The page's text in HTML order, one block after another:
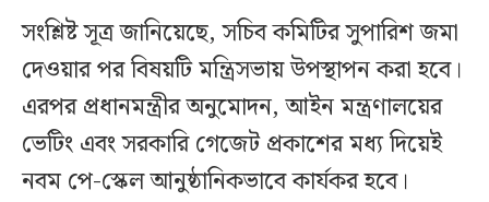
সংশ্লিষ্ট সূত্র জানিয়েছে, সচিব কমিটির সুপারিশ জমা
দেওয়ার পর বিষয়টি মন্ত্রিসভায় উপস্থাপন করা হবে।
এরপর প্রধানমন্ত্রীর অনুমোদন, আইন মন্ত্রণালয়ের
ভেটিং এবং সরকারি গেজেট প্রকাশের মধ্য দিয়েই
নবম পে-স্কেল আনুষ্ঠানিকভাবে কার্যকর হবে।